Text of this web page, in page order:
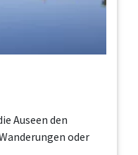
Auseen den
oder